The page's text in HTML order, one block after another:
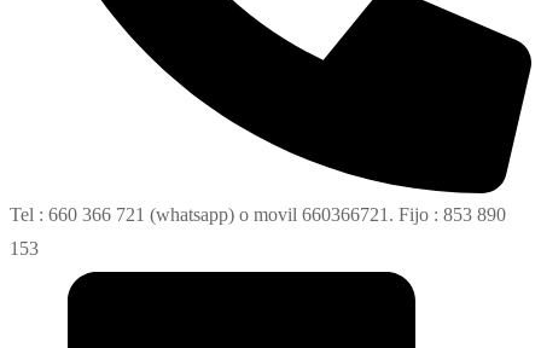
Tel : 660 366 721 (whatsapp) o movil 660366721. Fijo : 853 890
153